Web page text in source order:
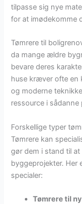
tilpasse sig nye
for at imødekomme
Tømrere til
da mange ældre
bevare deres
huse kræver ofte en
og moderne
ressource i sådanne
Forskellige typer
Tømrere kan
gør dem i stand til
byggeprojekter. Her
specialer:
Tømrere til